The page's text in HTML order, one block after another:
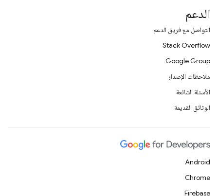
الدعم
التواصل مع فريق الدعم
Stack Overflow
Google Group
ملاحظات الإصدار
الأسئلة الشائعة
الوثائق القديمة
Android
Chrome
Firebase